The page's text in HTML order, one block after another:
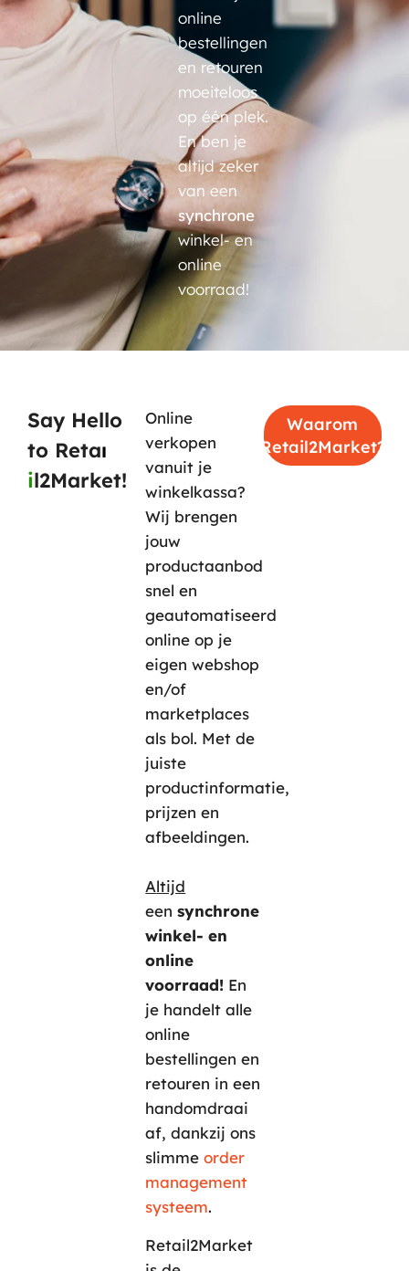
online
bestellingen
en retouren
moeiteloos
op één plek.
En ben je
altijd zeker
van een
synchrone
winkel- en
online
voorraad!
Say Hello
to Reta
il2Market!
Online
verkopen
vanuit je
winkelkassa?
Wij brengen
jouw
productaanbod
snel en
geautomatiseerd
online op je
eigen webshop
en/of
marketplaces
als bol. Met de
juiste
productinformatie,
prijzen en
afbeeldingen.
Altijd
eensynchrone
winkel- en
online
voorraad! En
je handelt alle
online
bestellingen en
retouren in een
handomdraai
af,dankzij ons
slimmeorder
management
systeem.
Retail2Market
Waarom
Retail2Market?